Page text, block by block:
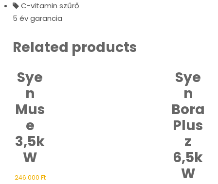
C-vitamin szűrő
5 év garancia
Related products
Sye
n
Mus
e
3,5k
W
246.000 Ft
Sye
n
Bora
Plus
z
6,5k
W